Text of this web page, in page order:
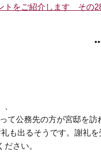
トをご紹介します その
て公務先の方が宮邸を
も出るそうです。謝礼
さい。